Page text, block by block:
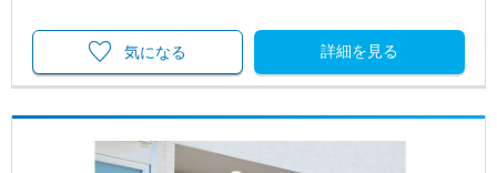
詳細を見る
気になる